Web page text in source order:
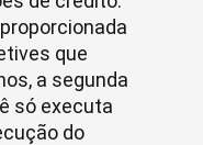
que
a segunda
só executa
do